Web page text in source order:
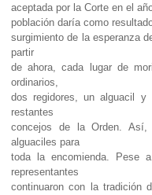
aceptada por la Corte en el
población daría como
surgimiento de la esperanza
partir
de ahora, cada lugar de
ordinarios,
dos regidores, un alguacil
restantes
concejos de la Orden.
alguaciles para
toda la encomienda. Pese
representantes
continuaron con la tradición